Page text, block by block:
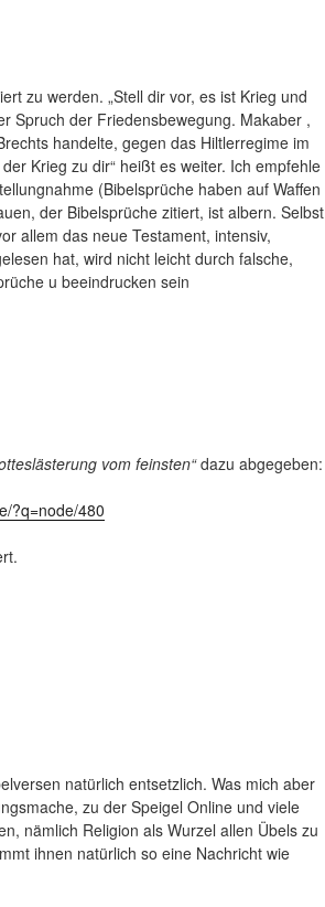
zu werden. „Stell dir vor, es ist Krieg und
Spruch der Friedensbewegung. Makaber ,
handelte, gegen das Hiltlerregime im
Krieg zu dir“ heißt es weiter. Ich empfehle
(Bibelsprüche haben auf Waffen
der Bibelsprüche zitiert, ist albern. Selbst
allem das neue Testament, intensiv,
hat, wird nicht leicht durch falsche,
u beeindrucken sein
vom feinsten“dazu abgegeben:
?q=node/480
natürlich entsetzlich. Was mich aber
zu der Speigel Online und viele
nämlich Religion als Wurzel allen Übels zu
ihnen natürlich so eine Nachricht wie